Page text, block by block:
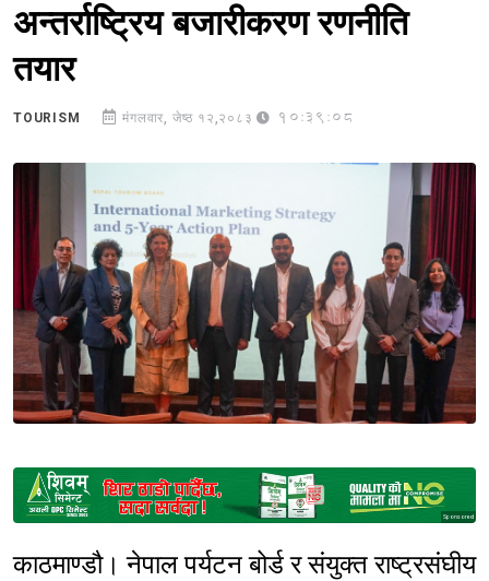
अन्तर्राष्ट्रिय बजारीकरण रणनीति
तयार
TOURISM मंगलवार, जेष्ठ १२,२०८३ 10:39:08
Sponsored
काठमाण्डौ। नेपाल पर्यटन बोर्ड र संयुक्त राष्ट्रसंघीय